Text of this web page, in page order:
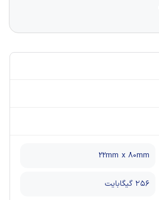
22mm x 80mm
۲۵۶ گیگابایت